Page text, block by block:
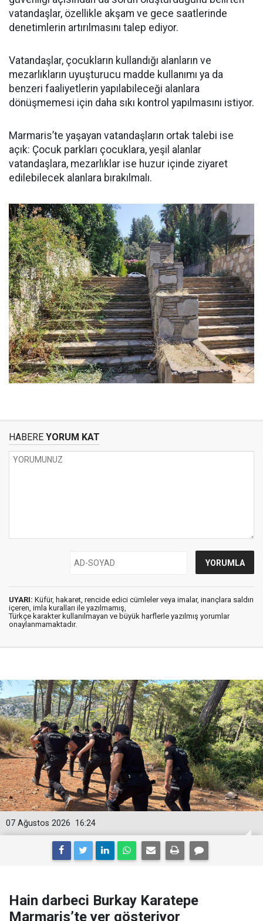
vatandaşlar, özellikle akşam ve gece saatlerinde
denetimlerin artırılmasını talep ediyor.
Vatandaşlar, çocukların kullandığı alanların ve
mezarlıkların uyuşturucu madde kullanımı ya da
benzeri faaliyetlerin yapılabileceği alanlara
dönüşmemesi için daha sıkı kontrol yapılmasını istiyor.
Marmaris’te yaşayan vatandaşların ortak talebi ise
açık: Çocuk parkları çocuklara, yeşil alanlar
vatandaşlara, mezarlıklar ise huzur içinde ziyaret
edilebilecek alanlara bırakılmalı.
HABERE YORUM KAT
UYARI: Küfür, hakaret, rencide edici cümleler veya imalar, inançlara saldırı
içeren, imla kuralları ile yazılmamış,
Türkçe karakter kullanılmayan ve büyük harflerle yazılmış yorumlar
onaylanmamaktadır.
16:24
07 Ağustos 2026
Hain darbeci Burkay Karatepe
Marmaris’te yer gösteriyor